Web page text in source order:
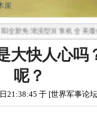
崖
新免清洗型豆浆机 全美最低
大快人心吗
呢？
21:38:45 于 [世界军事论